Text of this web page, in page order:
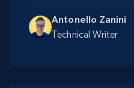
Antonello Zanini
Technical Writer